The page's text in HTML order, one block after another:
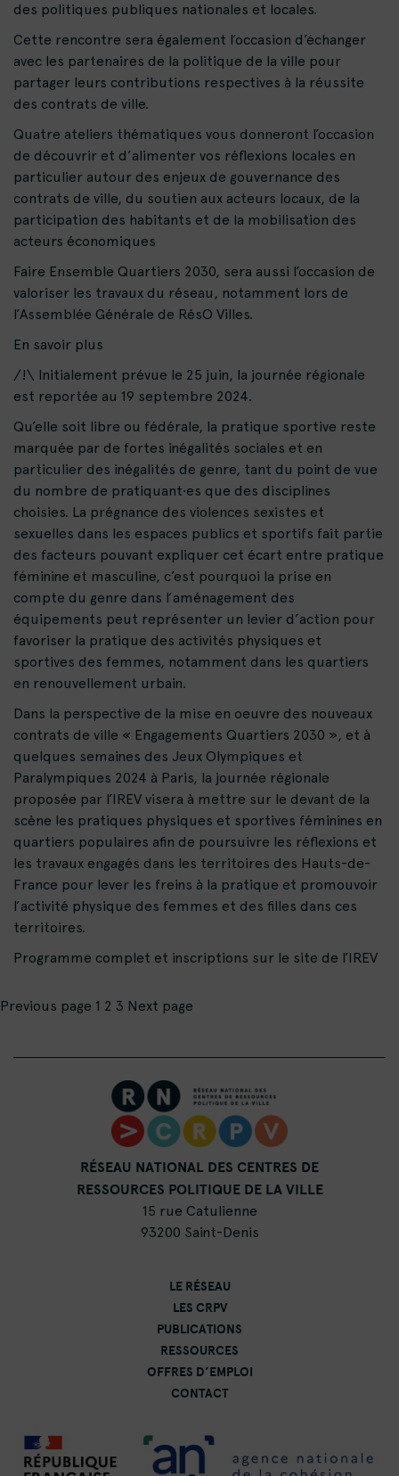
des politiques publiques nationales et locales.
Cette rencontre sera également l’occasion d’échanger
avec les partenaires de la politique de la ville pour
partager leurs contributions respectives à la réussite
des contrats de ville.
Quatre ateliers thématiques vous donneront l’occasion
de découvrir et d’alimenter vos réflexions locales en
particulier autour des enjeux de gouvernance des
contrats de ville, du soutien aux acteurs locaux, de la
participation des habitants et de la mobilisation des
acteurs économiques
Faire Ensemble Quartiers 2030, sera aussi l’occasion de
valoriser les travaux du réseau, notamment lors de
l’Assemblée Générale de RésO Villes.
En savoir plus
/!\ Initialement prévue le 25 juin, la journée régionale
est reportée au 19 septembre 2024.
Qu’elle soit libre ou fédérale, la pratique sportive reste
marquée par de fortes inégalités sociales et en
particulier des inégalités de genre, tant du point de vue
du nombre de pratiquant·es que des disciplines
choisies. La prégnance des violences sexistes et
sexuelles dans les espaces publics et sportifs fait partie
des facteurs pouvant expliquer cet écart entre pratique
féminine et masculine, c’est pourquoi la prise en
compte du genre dans l’aménagement des
équipements peut représenter un levier d’action pour
favoriser la pratique des activités physiques et
sportives des femmes, notamment dans les quartiers
en renouvellement urbain.
Dans la perspective de la mise en oeuvre des nouveaux
contrats de ville « Engagements Quartiers 2030 », et à
quelques semaines des Jeux Olympiques et
Paralympiques 2024 à Paris, la journée régionale
proposée par l’IREV visera à mettre sur le devant de la
scène les pratiques physiques et sportives féminines en
quartiers populaires afin de poursuivre les réflexions et
les travaux engagés dans les territoires des Hauts-de-
France pour lever les freins à la pratique et promouvoir
l’activité physique des femmes et des filles dans ces
territoires.
Programme complet et inscriptions sur le site de l’IREV
Pagination
publications
Previous page Page
1 Page
2 Page
3 Next page
RÉSEAU NATIONAL DES CENTRES DE
RESSOURCES POLITIQUE DE LA VILLE
15 rue Catulienne
93200 Saint-Denis
LE RÉSEAU
LES CRPV
PUBLICATIONS
RESSOURCES
OFFRES D’EMPLOI
CONTACT